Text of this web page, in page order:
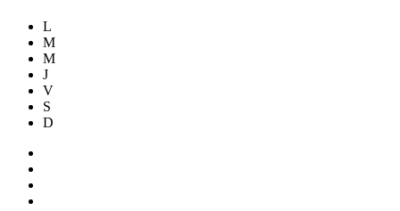
L
M
M
J
V
S
D